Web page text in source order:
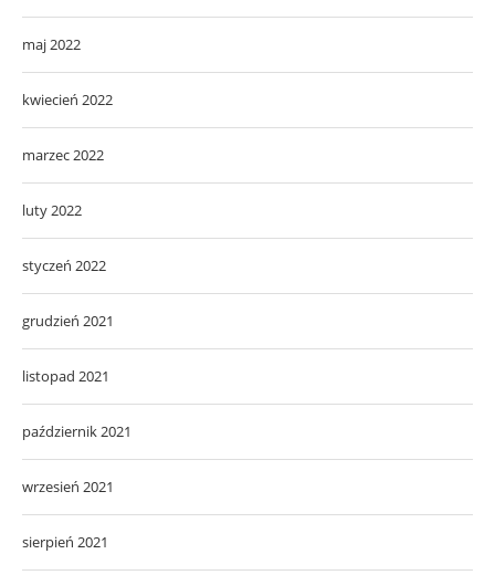
maj 2022
kwiecień 2022
marzec 2022
luty 2022
styczeń 2022
grudzień 2021
listopad 2021
październik 2021
wrzesień 2021
sierpień 2021